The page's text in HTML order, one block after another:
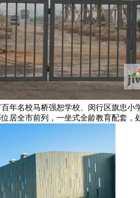
年名校马桥强恕学校、闵行区旗忠
居全市前列，一坐式全龄教育配套，